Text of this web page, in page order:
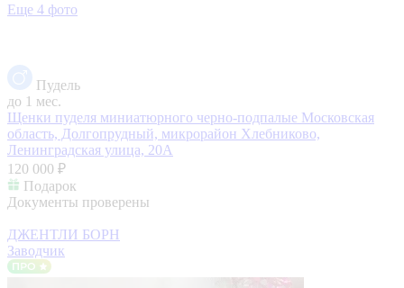
Еще 4 фото
Пудель
до 1 мес.
Щенки пуделя миниатюрного черно-подпалые Московская
область, Долгопрудный, микрорайон Хлебниково,
Ленинградская улица, 20А
120 000 ₽
Подарок
Документы проверены
ДЖЕНТЛИ БОРН
Заводчик